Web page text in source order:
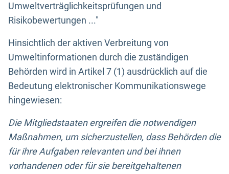
Umweltverträglichkeitsprüfungen und
Risikobewertungen ..."
Hinsichtlich der aktiven Verbreitung von
Umweltinformationen durch die zuständigen
Behörden wird in Artikel 7 (1) ausdrücklich auf die
Bedeutung elektronischer Kommunikationswege
hingewiesen:
Die Mitgliedstaaten ergreifen die notwendigen
Maßnahmen, um sicherzustellen, dass Behörden die
für ihre Aufgaben relevanten und bei ihnen
vorhandenen oder für sie bereitgehaltenen